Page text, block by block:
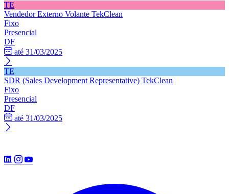
TE
Vendedor Externo Volante TekClean
Fixo
Presencial
DF
até 31/03/2025
TE
SDR (Sales Development Representative) TekClean
Fixo
Presencial
DF
até 31/03/2025